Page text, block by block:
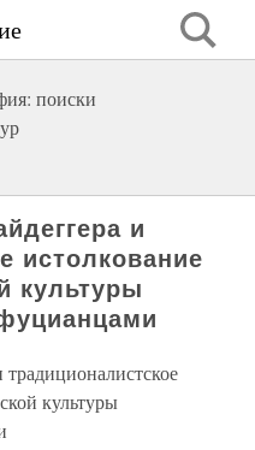
поиски
и
истолкование
культуры
культуры